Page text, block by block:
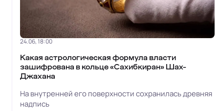
24.06, 18:00
Какая астрологическая формула власти
зашифрована в кольце «Сахибкиран» Шах-
Джахана
На внутренней его поверхности сохранилась древняя
надпись